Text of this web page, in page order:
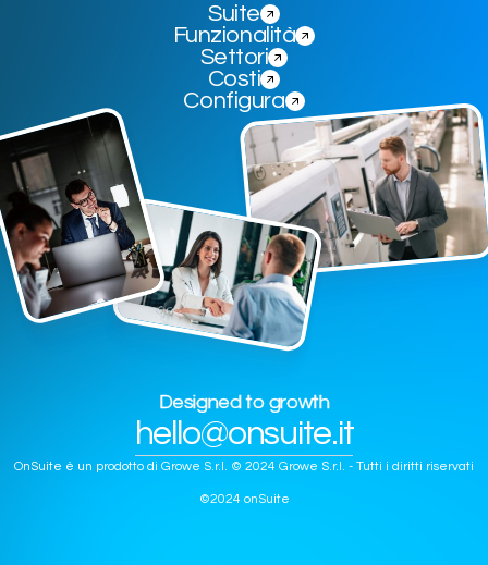
Suite
Funzionalità
Settori
Costi
Configura
Designed to growth
hello@onsuite.it
OnSuite è un prodotto di Growe S.r.l. © 2024 Growe S.r.l. - Tutti i diritti riservati
©2024 onSuite